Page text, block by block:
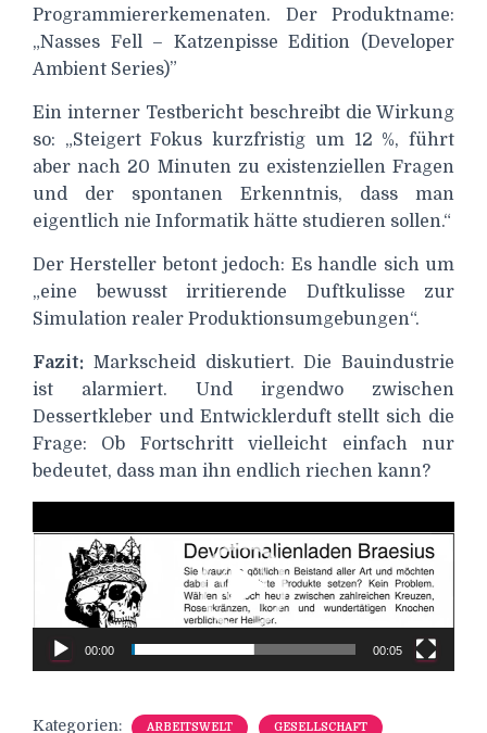
Programmiererkemenaten. Der Produktname:
„Nasses Fell – Katzenpisse Edition (Developer
Ambient Series)”
Ein interner Testbericht beschreibt die Wirkung
so: „Steigert Fokus kurzfristig um 12 %, führt
aber nach 20 Minuten zu existenziellen Fragen
und der spontanen Erkenntnis, dass man
eigentlich nie Informatik hätte studieren sollen.“
Der Hersteller betont jedoch: Es handle sich um
„eine bewusst irritierende Duftkulisse zur
Simulation realer Produktionsumgebungen“.
Fazit: Markscheid diskutiert. Die Bauindustrie
ist alarmiert. Und irgendwo zwischen
Dessertkleber und Entwicklerduft stellt sich die
Frage: Ob Fortschritt vielleicht einfach nur
bedeutet, dass man ihn endlich riechen kann?
Player
00:00 00:05
Kategorien: ARBEITSWELT GESELLSCHAFT